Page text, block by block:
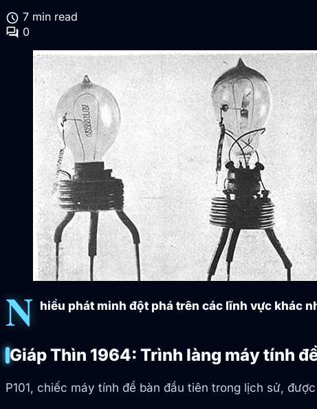
schedule 7 min read
forum 0
N hiều phát minh đột phá trên các lĩnh vực khác
Giáp Thìn 1964: Trình làng máy tính
P101, chiếc máy tính để bàn đầu tiên trong lịch sử,